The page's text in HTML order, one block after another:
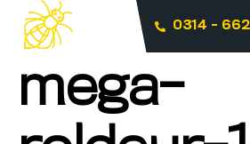
0314 -
mega-